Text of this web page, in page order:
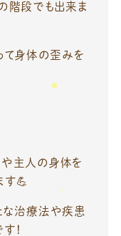
階段でも出来ま
て身体の歪みを
主人の身体を
す💪
な治療法や疾患
！